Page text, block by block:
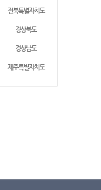
전북특별자치도
경상북도
경상남도
제주특별자치도